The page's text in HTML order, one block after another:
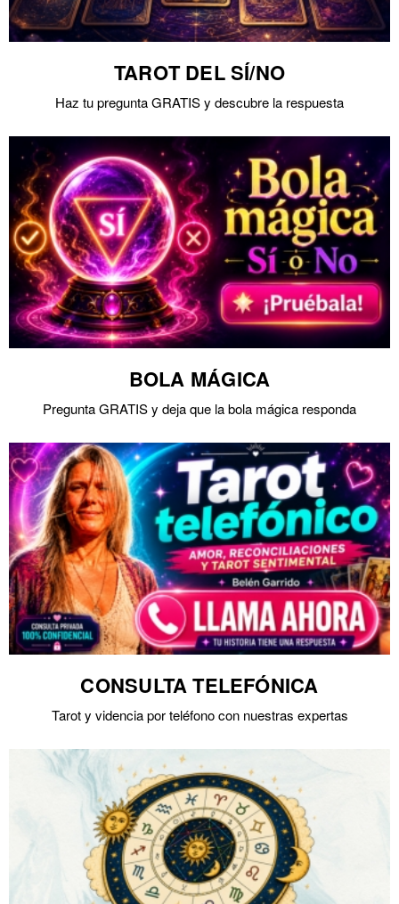
TAROT DEL SÍ/NO
Haz tu pregunta GRATIS y descubre la respuesta
BOLA MÁGICA
Pregunta GRATIS y deja que la bola mágica responda
CONSULTA TELEFÓNICA
Tarot y videncia por teléfono con nuestras expertas